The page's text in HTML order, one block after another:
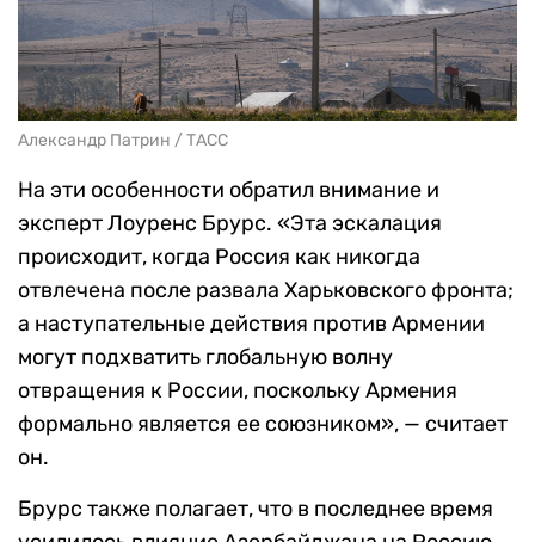
Александр Патрин / ТАСС
На эти особенности обратил внимание и
эксперт Лоуренс Брурс. «Эта эскалация
происходит, когда Россия как никогда
отвлечена после развала Харьковского фронта;
а наступательные действия против Армении
могут подхватить глобальную волну
отвращения к России, поскольку Армения
формально является ее союзником», — считает
он.
Брурс также полагает, что в последнее время